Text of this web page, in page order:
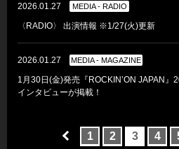
2026.01.27 MEDIA - RADIO
〈RADIO〉 出演情報 ※1/27(火)更新
2026.01.27 MEDIA - MAGAZINE
1月30日(金)発売『ROCKIN’ON JAPAN』
インタビューが掲載！
1 2 3 4